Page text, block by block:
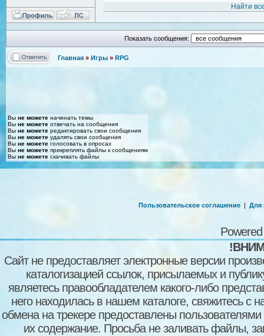
Найти
Показать сообщения:
Главная » Игры » RPG
Вы не можете начинать темы
Вы не можете отвечать на сообщения
Вы не можете редактировать свои сообщения
Вы не можете удалять свои сообщения
Вы не можете голосовать в опросах
Вы не можете прикреплять файлы к сообщениям
Вы не можете скачивать файлы
Пользовательское соглашение | Для
Сайт не предоставляет электронные версии
каталогизацией ссылок, присылаемых и
являетесь правообладателем какого-либо
него находилась в нашем каталоге, свяжитесь
обмена на трекере предоставлены пользователями
их содержание. Просьба не заливать файлы,